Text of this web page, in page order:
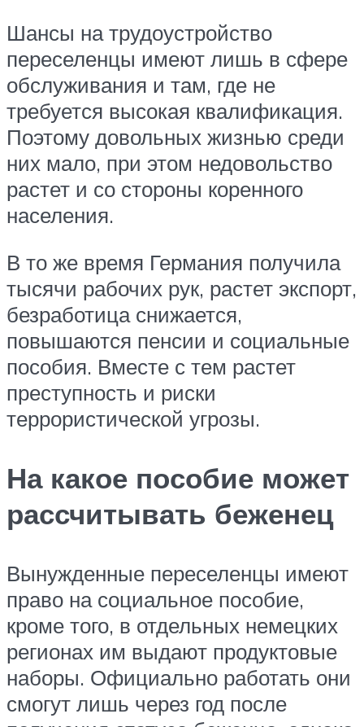
Шансы на трудоустройство
переселенцы имеют лишь в сфере
обслуживания и там, где не
требуется высокая квалификация.
Поэтому довольных жизнью среди
них мало, при этом недовольство
растет и со стороны коренного
населения.
В то же время Германия получила
тысячи рабочих рук, растет экспорт,
безработица снижается,
повышаются пенсии и социальные
пособия. Вместе с тем растет
преступность и риски
террористической угрозы.
На какое пособие может
рассчитывать беженец
Вынужденные переселенцы имеют
право на социальное пособие,
кроме того, в отдельных немецких
регионах им выдают продуктовые
наборы. Официально работать они
смогут лишь через год после